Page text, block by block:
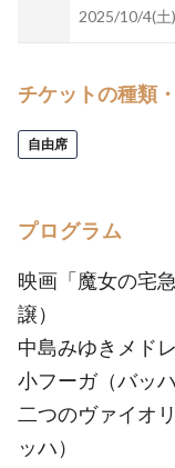
2025/10/4(土
チケットの種類
自由席
プログラム
映画「魔女の宅
譲）
中島みゆきメド
小フーガ（バッハ
二つのヴァイオ
ッハ）